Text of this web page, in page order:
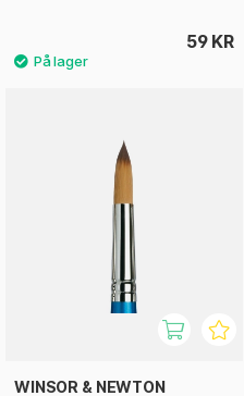
59 KR
WINSOR & NEWTON